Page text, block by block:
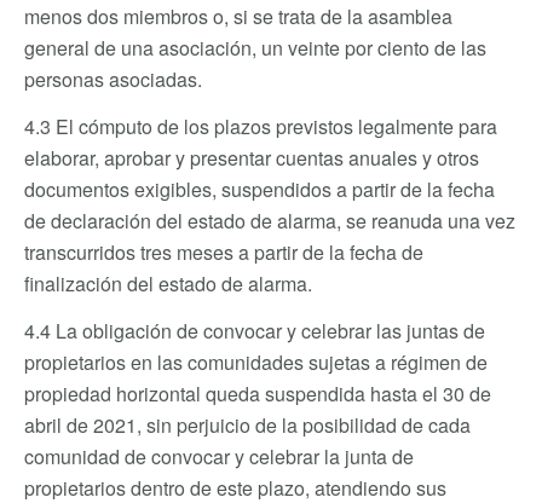
menos dos miembros o, si se trata de la asamblea
general de una asociación, un veinte por ciento de las
personas asociadas.
4.3 El cómputo de los plazos previstos legalmente para
elaborar, aprobar y presentar cuentas anuales y otros
documentos exigibles, suspendidos a partir de la fecha
de declaración del estado de alarma, se reanuda una vez
transcurridos tres meses a partir de la fecha de
finalización del estado de alarma.
4.4 La obligación de convocar y celebrar las juntas de
propietarios en las comunidades sujetas a régimen de
propiedad horizontal queda suspendida hasta el 30 de
abril de 2021, sin perjuicio de la posibilidad de cada
comunidad de convocar y celebrar la junta de
propietarios dentro de este plazo, atendiendo sus